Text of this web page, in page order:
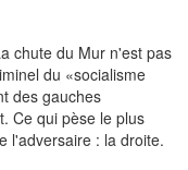
chute du Mur n'est pas
du «socialisme
des gauches
Ce qui pèse le plus
l'adversaire : la droite.